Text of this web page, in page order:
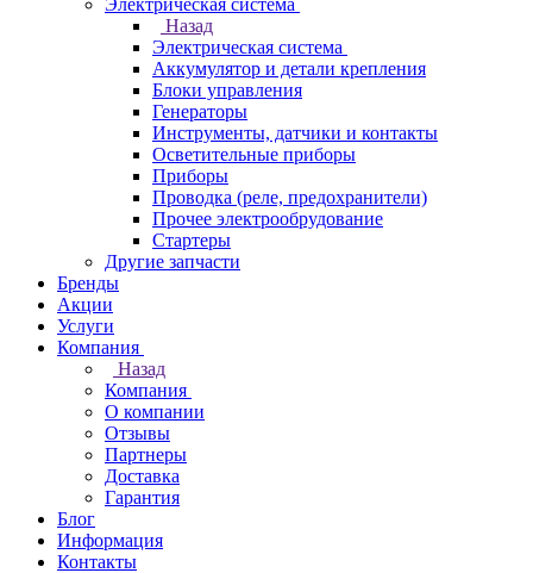
Электрическая система
Назад
Электрическая система
Аккумулятор и детали крепления
Блоки управления
Генераторы
Инструменты, датчики и контакты
Осветительные приборы
Приборы
Проводка (реле, предохранители)
Прочее электрообрудование
Стартеры
Другие запчасти
Бренды
Акции
Услуги
Компания
Назад
Компания
О компании
Отзывы
Партнеры
Доставка
Гарантия
Блог
Информация
Контакты